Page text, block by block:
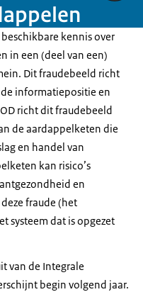
kennis over
in een (deel van een)
Dit fraudebeeld richt
informatiepositie en
richt dit fraudebeeld
de aardappelketen die
en handel van
kan risico’s
en
fraude (het
systeem dat is opgezet
van de Integrale
begin volgend jaar.